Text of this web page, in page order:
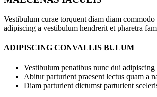
Vestibulum curae torquent diam diam
adipiscing a vestibulum hendrerit et pharetra
ADIPISCING CONVALLIS BULUM
Vestibulum penatibus nunc dui
Abitur parturient praesent lectus quam a
Diam parturient dictumst parturient